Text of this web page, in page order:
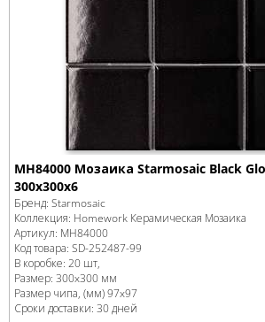
MH84000 Мозаика Starmosaic Black
300х300х6
Бренд: Starmosaic
Коллекция: Homework Керамическая Мозаика
Артикул: MH84000
Код товара: SD-252487-99
В коробке: 20 шт,
Размер: 300x300 мм
Размер чипа, (мм)97x97
Сроки доставки: 30 дней